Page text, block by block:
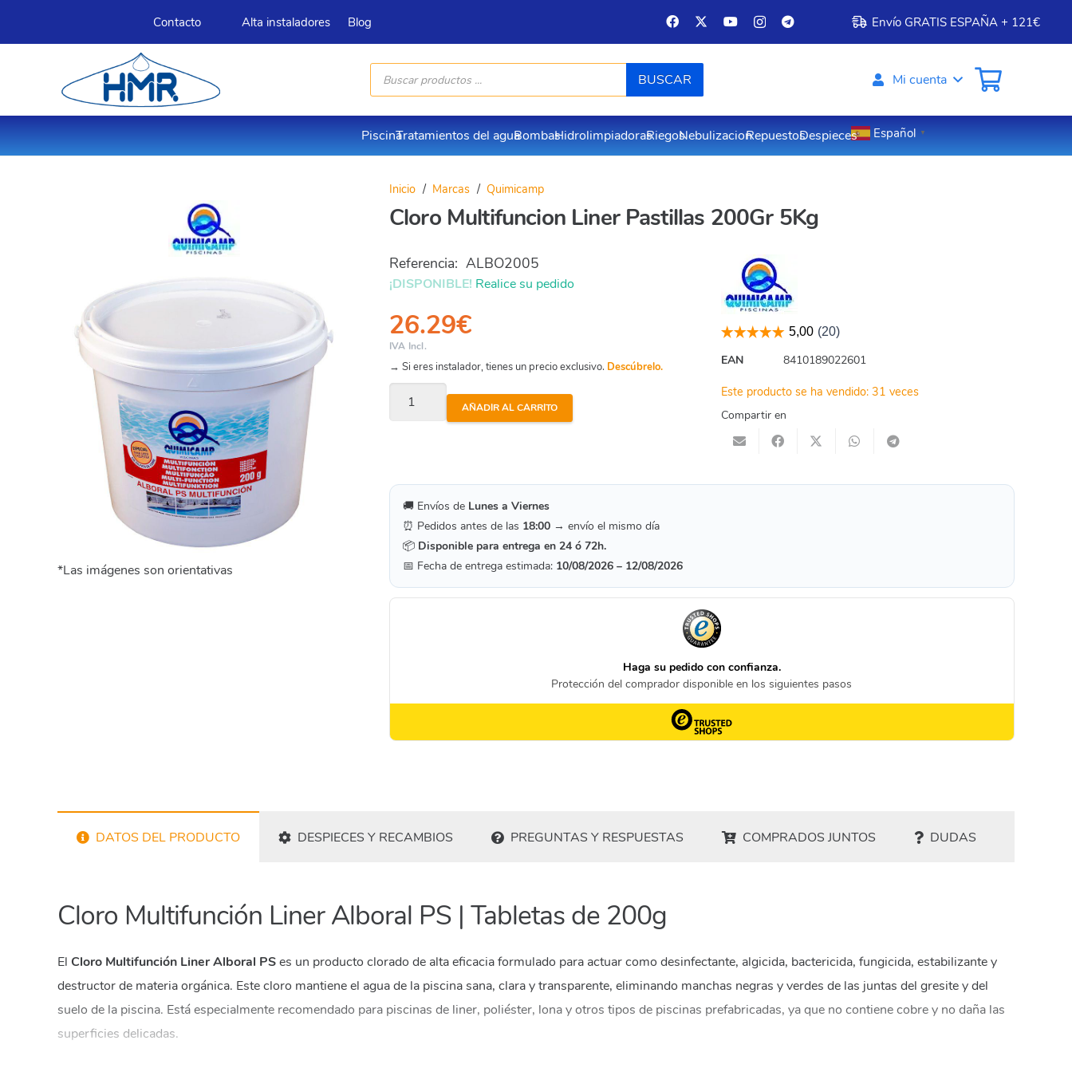
Contacto Alta instaladores Blog Envío GRATIS ESPAÑA + 121€
Búsqueda
productos
BUSCAR Mi cuenta
PiscinaTratamientos del aguaBombasHidrolimpiadorasRiegosNebulizacionRepuestosDespieces Español ▼
*Las imágenes son orientativas
Inicio / Marcas / Quimicamp
Cloro Multifuncion Liner Pastillas 200Gr 5Kg
Referencia: ALBO2005
¡DISPONIBLE! Realice su pedido
26.29€
IVA Incl.
→ Si eres instalador, tienes un precio exclusivo. Descúbrelo.
Cloro
Multifuncion
200Gr
5Kg
cantidad
AÑADIR AL CARRITO
EAN 8410189022601
Este producto se ha vendido: 31 veces
Compartir en
🚚 Envíos de Lunes a Viernes
⏰ Pedidos antes de las 18:00→ envío el mismo día
📦 Disponible para entrega en 24 ó 72h.
📅 Fecha de entrega estimada: 10/08/2026 – 12/08/2026
DATOS DEL PRODUCTO DESPIECES Y RECAMBIOS PREGUNTAS Y RESPUESTAS COMPRADOS JUNTOS DUDAS
Cloro Multifunción Liner Alboral PS | Tabletas de 200g
El Cloro Multifunción Liner Alboral PSes un producto clorado de alta eficacia formulado para actuar como desinfectante, algicida, bactericida, fungicida, estabilizante y
destructor de materia orgánica. Este cloro mantiene el agua de la piscina sana, clara y transparente, eliminando manchas negras y verdes de las juntas del gresite y del
suelo de la piscina. Está especialmente recomendado para piscinas de liner, poliéster, lona y otros tipos de piscinas prefabricadas, ya que no contiene cobre y no daña las
superficies delicadas.